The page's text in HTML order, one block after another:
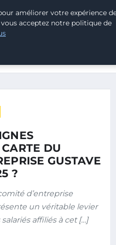
LA CARTE DU COMITÉ
DU
GUSTAVE
?
d’entreprise
un véritable levier
affiliés à cet […]
améliorer votre expérience
acceptez notre politique de